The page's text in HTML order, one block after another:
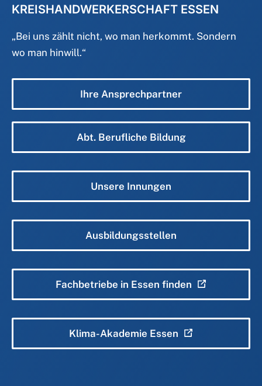
KREISHANDWERKERSCHAFT ESSEN
„Bei uns zählt nicht, wo man herkommt. Sondern
wo man hinwill.“
Ihre Ansprechpartner
Abt. Berufliche Bildung
Unsere Innungen
Ausbildungsstellen
Fachbetriebe in Essen finden
Klima-Akademie Essen